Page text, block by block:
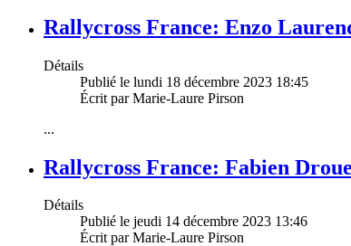
Rallycross France: Enzo
Détails
Publié le lundi 18 décembre 2023 18:45
Écrit par Marie-Laure Pirson
...
Rallycross France: Fabien
Détails
Publié le jeudi 14 décembre 2023 13:46
Écrit par Marie-Laure Pirson